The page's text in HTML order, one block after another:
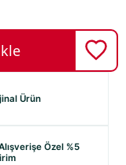
Ürün
Özel %5